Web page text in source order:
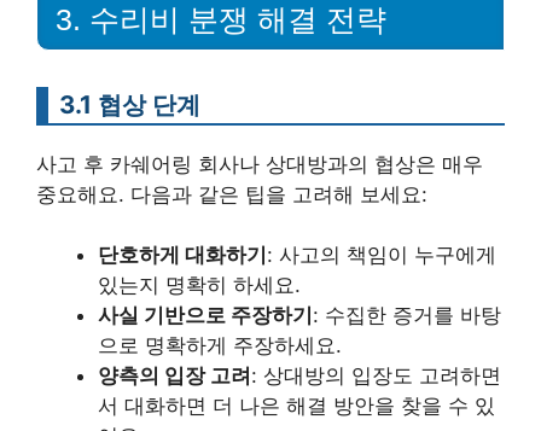
3. 수리비 분쟁 해결 전략
3.1 협상 단계
사고 후 카쉐어링 회사나 상대방과의 협상은 매우
중요해요. 다음과 같은 팁을 고려해 보세요:
단호하게 대화하기 : 사고의 책임이 누구에게
있는지 명확히 하세요.
사실 기반으로 주장하기 : 수집한 증거를 바탕
으로 명확하게 주장하세요.
양측의 입장 고려 : 상대방의 입장도 고려하면
서 대화하면 더 나은 해결 방안을 찾을 수 있